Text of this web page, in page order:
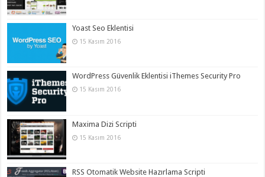
Yoast Seo Eklentisi
15 Kasım 2016
WordPress Güvenlik Eklentisi iThemes Security Pro
15 Kasım 2016
Maxima Dizi Scripti
15 Kasım 2016
RSS Otomatik Website Hazırlama Scripti